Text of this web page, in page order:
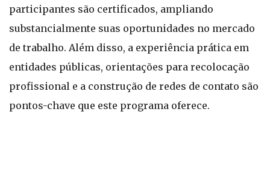
participantes são certificados, ampliando
substancialmente suas oportunidades no mercado
de trabalho. Além disso, a experiência prática em
entidades públicas, orientações para recolocação
profissional e a construção de redes de contato são
pontos-chave que este programa oferece.